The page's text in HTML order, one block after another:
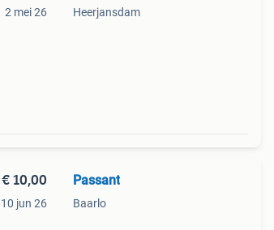
2 mei 26 Heerjansdam
€ 10,00
10 jun 26
Passant
Baarlo